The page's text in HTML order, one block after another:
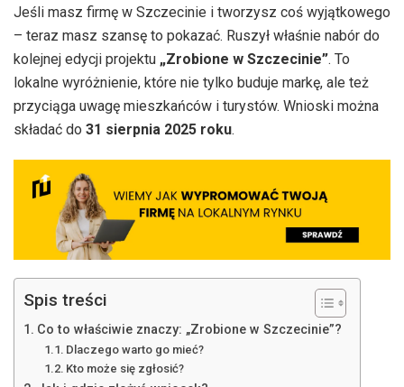
Jeśli masz firmę w Szczecinie i tworzysz coś wyjątkowego
– teraz masz szansę to pokazać. Ruszył właśnie nabór do
kolejnej edycji projektu „Zrobione w Szczecinie”. To
lokalne wyróżnienie, które nie tylko buduje markę, ale też
przyciąga uwagę mieszkańców i turystów. Wnioski można
składać do 31 sierpnia 2025 roku.
Spis treści
Co to właściwie znaczy: „Zrobione w Szczecinie”?
Dlaczego warto go mieć?
Kto może się zgłosić?